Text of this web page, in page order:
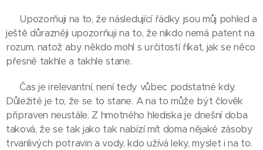
Upozorňuji na to, že následující řádky jsou můj pohled a
ještě důrazněji upozorňuji na to, že nikdo nemá patent na
rozum, natož aby někdo mohl s určitostí říkat, jak se něco
přesně takhle a takhle stane.
Čas je irelevantní, není tedy vůbec podstatné kdy.
Důležité je to, že se to stane. A na to může být člověk
připraven neustále. Z hmotného hlediska je dnešní doba
taková, že se tak jako tak nabízí mít doma nějaké zásoby
trvanlivých potravin a vody, kdo užívá leky, myslet i na to.